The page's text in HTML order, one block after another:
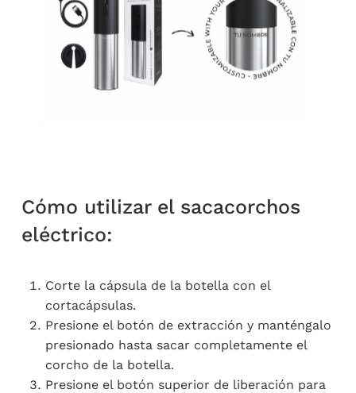
Cómo utilizar el sacacorchos
eléctrico:
Corte la cápsula de la botella con el
cortacápsulas.
Presione el botón de extracción y manténgalo
presionado hasta sacar completamente el
corcho de la botella.
Presione el botón superior de liberación para